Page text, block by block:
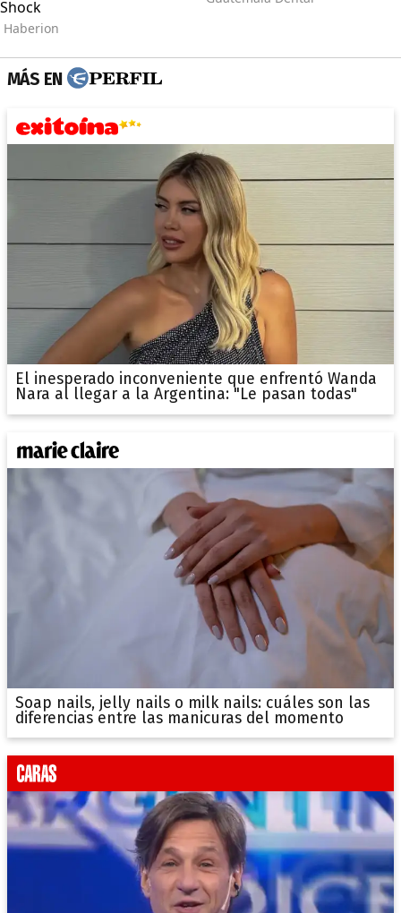
MÁS EN
El inesperado inconveniente que enfrentó Wanda
Nara al llegar a la Argentina: "Le pasan todas"
Soap nails, jelly nails o milk nails: cuáles son las
diferencias entre las manicuras del momento